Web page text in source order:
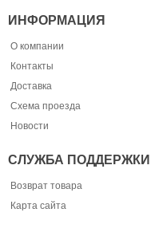
ИНФОРМАЦИЯ
О компании
Контакты
Доставка
Схема проезда
Новости
СЛУЖБА ПОДДЕРЖКИ
Возврат товара
Карта сайта